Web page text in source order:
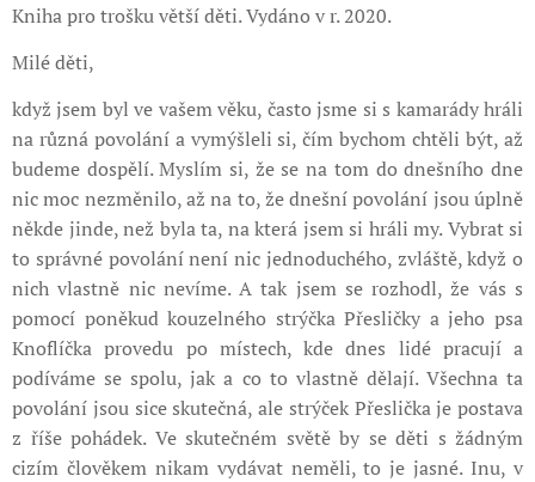
Kniha pro trošku větší děti. Vydáno v r. 2020.
Milé děti,
když jsem byl ve vašem věku, často jsme si s kamarády hráli
na různá povolání a vymýšleli si, čím bychom chtěli být, až
budeme dospělí. Myslím si, že se na tom do dnešního dne
nic moc nezměnilo, až na to, že dnešní povolání jsou úplně
někde jinde, než byla ta, na která jsem si hráli my. Vybrat si
to správné povolání není nic jednoduchého, zvláště, když o
nich vlastně nic nevíme. A tak jsem se rozhodl, že vás s
pomocí poněkud kouzelného strýčka Přesličky a jeho psa
Knoflíčka provedu po místech, kde dnes lidé pracují a
podíváme se spolu, jak a co to vlastně dělají. Všechna ta
povolání jsou sice skutečná, ale strýček Přeslička je postava
z říše pohádek. Ve skutečném světě by se děti s žádným
cizím člověkem nikam vydávat neměli, to je jasné. Inu, v